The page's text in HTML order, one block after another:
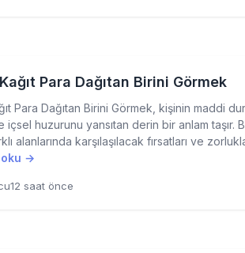
Para Dağıtan Birini Görmek
Para Dağıtan Birini Görmek, kişinin maddi
içsel huzurunu yansıtan derin bir anlam taşır.
alanlarında karşılaşılacak fırsatları ve
oku →
12 saat önce